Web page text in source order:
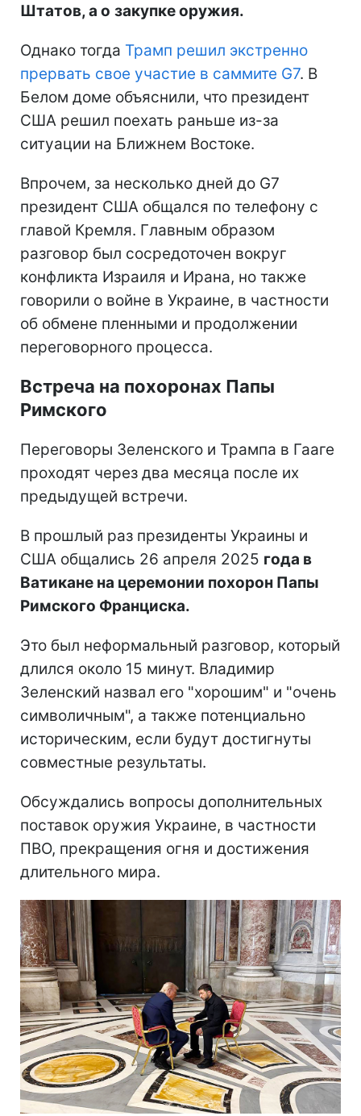
Штатов, а о закупке оружия.
Однако тогда Трамп решил экстренно
прервать свое участие в саммите G7. В
Белом доме объяснили, что президент
США решил поехать раньше из-за
ситуации на Ближнем Востоке.
Впрочем, за несколько дней до G7
президент США общался по телефону с
главой Кремля. Главным образом
разговор был сосредоточен вокруг
конфликта Израиля и Ирана, но также
говорили о войне в Украине, в частности
об обмене пленными и продолжении
переговорного процесса.
Встреча на похоронах Папы
Римского
Переговоры Зеленского и Трампа в Гааге
проходят через два месяца после их
предыдущей встречи.
В прошлый раз президенты Украины и
США общались 26 апреля 2025 года в
Ватикане на церемонии похорон Папы
Римского Франциска.
Это был неформальный разговор, который
длился около 15 минут. Владимир
Зеленский назвал его "хорошим" и "очень
символичным", а также потенциально
историческим, если будут достигнуты
совместные результаты.
Обсуждались вопросы дополнительных
поставок оружия Украине, в частности
ПВО, прекращения огня и достижения
длительного мира.